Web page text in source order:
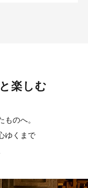
楽しむ
ものへ。
ゆくまで